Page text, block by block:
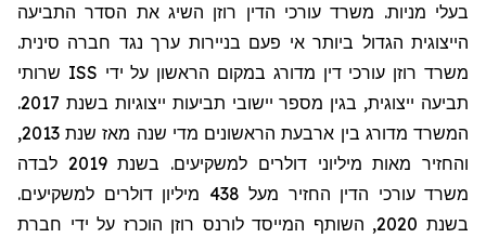
בעלי מניות. משרד עורכי הדין רוזן השיג את הסדר התביעה
הייצוגית הגדול ביותר אי פעם בניירות ערך נגד חברה סינית.
משרד רוזן עורכי דין מדורג במקום הראשון על ידי ISS שרותי
תביעה ייצוגית, בגין מספר יישובי תביעות ייצוגיות בשנת 2017.
המשרד מדורג בין ארבעת הראשונים מדי שנה מאז שנת 2013,
והחזיר מאות מיליוני דולרים למשקיעים. בשנת 2019 לבדה
משרד עורכי הדין החזיר מעל
438 מיליון דולרים למשקיעים.
בשנת 2020, השותף המייסד לורנס רוזן הוכרז על ידי חברת